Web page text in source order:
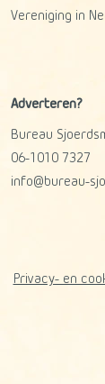
Vereniging in
Adverteren?
Bureau
06-1010 7327
info@bureau-
Privacy- en